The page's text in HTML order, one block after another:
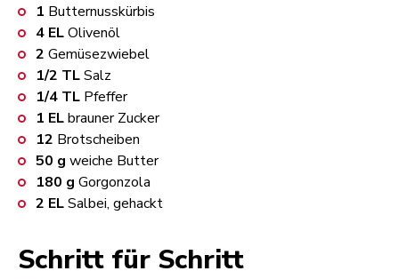
1 Butternusskürbis
4 ELOlivenöl
2 Gemüsezwiebel
1/2 TLSalz
1/4 TL Pfeffer
1 ELbrauner Zucker
12 Brotscheiben
50 g weiche Butter
180 g Gorgonzola
2 ELSalbei, gehackt
Schritt für Schritt